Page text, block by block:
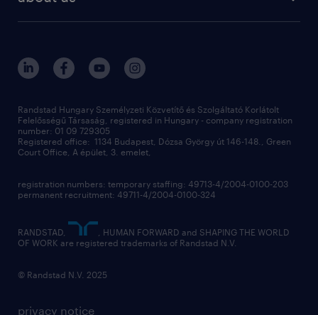
contact us
operational
professional
digital
contact us
randstad hungary
our offices
sustainability
privacy notice
Randstad Hungary Személyzeti Közvetítő és Szolgáltató Korlátolt
Felelősségű Társaság, registered in Hungary - company registration
number: 01 09 729305
Registered office: 1134 Budapest, Dózsa György út 146-148., Green
Court Office, A épület, 3. emelet,
registration numbers: temporary staffing: 49713-4/2004-0100-203
permanent recruitment: 49711-4/2004-0100-324
RANDSTAD,
, HUMAN FORWARD and SHAPING THE WORLD
OF WORK are registered trademarks of Randstad N.V.
© Randstad N.V. 2025